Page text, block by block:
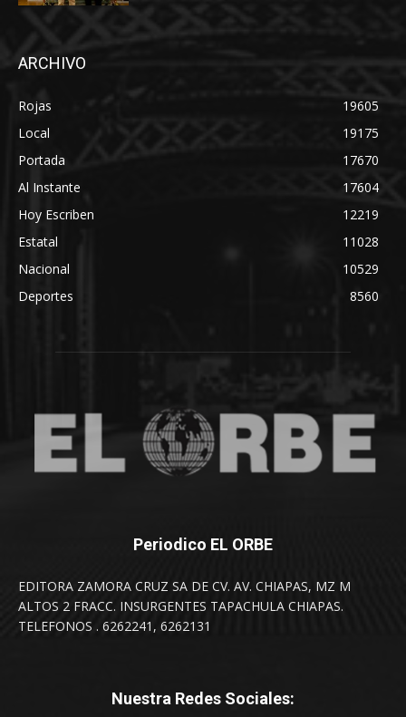
ARCHIVO
Rojas
19605
Local
19175
Portada
17670
Al Instante
17604
Hoy Escriben
12219
Estatal
11028
Nacional
10529
Deportes
8560
Periodico EL ORBE
EDITORA ZAMORA CRUZ SA DE CV. AV. CHIAPAS, MZ M
ALTOS 2 FRACC. INSURGENTES TAPACHULA CHIAPAS.
TELEFONOS . 6262241, 6262131
Nuestra Redes Sociales: